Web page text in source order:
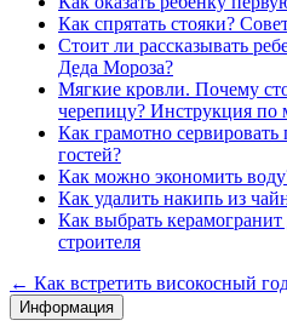
Как спрятать стояки?
Стоит ли рассказывать
Деда Мороза?
Мягкие кровли. Почему
черепицу? Инструкция по
Как грамотно
гостей?
Как можно экономить
Как удалить накипь из
Как выбрать
строителя
← Как встретить високосный
Информация